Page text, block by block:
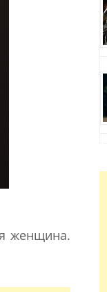
женщина.